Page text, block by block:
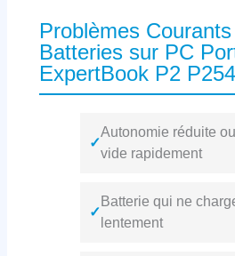
Problèmes
Batteries sur PC
ExpertBook P2
✓
Autonomie réduite
vide rapidement
✓
Batterie qui ne
lentement